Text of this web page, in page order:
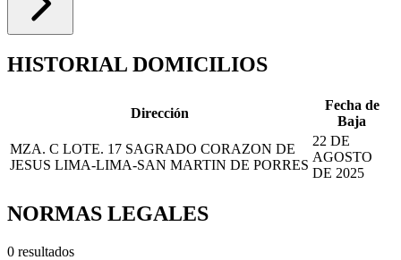
HISTORIAL DOMICILIOS
Dirección
Fecha de
Baja
MZA. C LOTE. 17 SAGRADO CORAZON DE
JESUS LIMA-LIMA-SAN MARTIN DE PORRES
22 DE
AGOSTO
DE 2025
NORMAS LEGALES
0 resultados